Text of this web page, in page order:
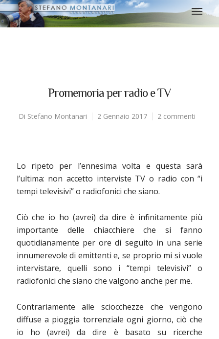
Promemoria per radio e TV
Di Stefano Montanari 2 Gennaio 2017 2 commenti
Lo ripeto per l’ennesima volta e questa sarà
l’ultima: non accetto interviste TV o radio con “i
tempi televisivi” o radiofonici che siano.
Ciò che io ho (avrei) da dire è infinitamente più
importante delle chiacchiere che si fanno
quotidianamente per ore di seguito in una serie
innumerevole di emittenti e, se proprio mi si vuole
intervistare, quelli sono i “tempi televisivi” o
radiofonici che siano che valgono anche per me.
Contrariamente alle sciocchezze che vengono
diffuse a pioggia torrenziale ogni giorno, ciò che
io ho (avrei) da dire è basato su ricerche